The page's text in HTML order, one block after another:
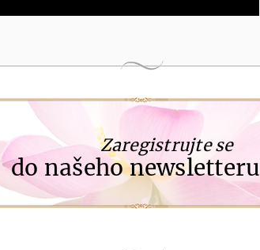
Zaregistrujte se
do našeho newsletteru